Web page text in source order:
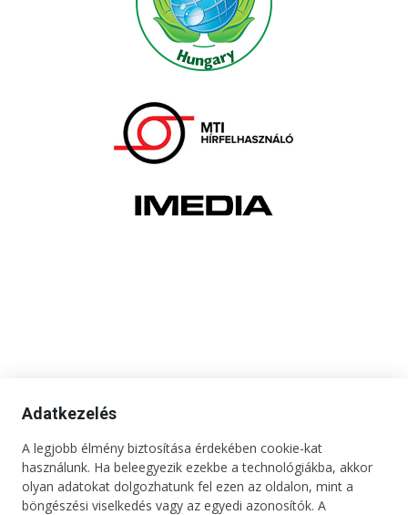
Adatkezelés
A legjobb élmény biztosítása érdekében cookie-kat
használunk. Ha beleegyezik ezekbe a technológiákba, akkor
olyan adatokat dolgozhatunk fel ezen az oldalon, mint a
böngészési viselkedés vagy az egyedi azonosítók. A